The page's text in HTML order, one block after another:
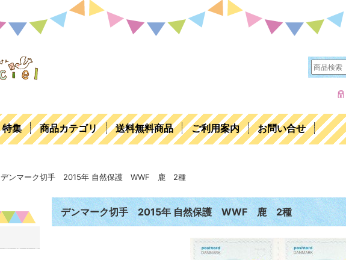
特集 商品カテゴリ 送料無料商品 ご利用案内 お問い合せ
デンマーク切手 2015年 自然保護 WWF 鹿 2種
デンマーク切手 2015年 自然保護 WWF 鹿 2種